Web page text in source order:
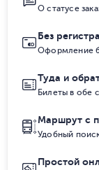
О статусе
Без
Оформление
Туда и
Билеты в обе
Маршрут с
Удобный
Простой